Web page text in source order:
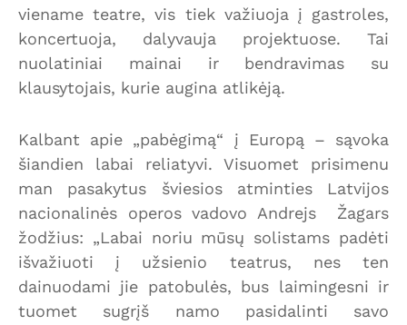
viename teatre, vis tiek važiuoja į gastroles,
koncertuoja, dalyvauja projektuose. Tai
nuolatiniai mainai ir bendravimas su
klausytojais, kurie augina atlikėją.
Kalbant apie „pabėgimą“ į Europą – sąvoka
šiandien labai reliatyvi. Visuomet prisimenu
man pasakytus šviesios atminties Latvijos
nacionalinės operos vadovo Andrejs Žagars
žodžius: „Labai noriu mūsų solistams padėti
išvažiuoti į užsienio teatrus, nes ten
dainuodami jie patobulės, bus laimingesni ir
tuomet sugrįš namo pasidalinti savo